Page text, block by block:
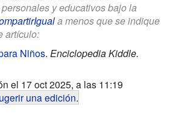
y educativos bajo la
a menos que se indique
artículo:
Niños. Enciclopedia Kiddle.
el 17 oct 2025, a las 11:19
una edición.